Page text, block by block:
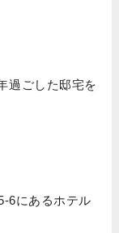
過ごした邸宅を
6にあるホテル